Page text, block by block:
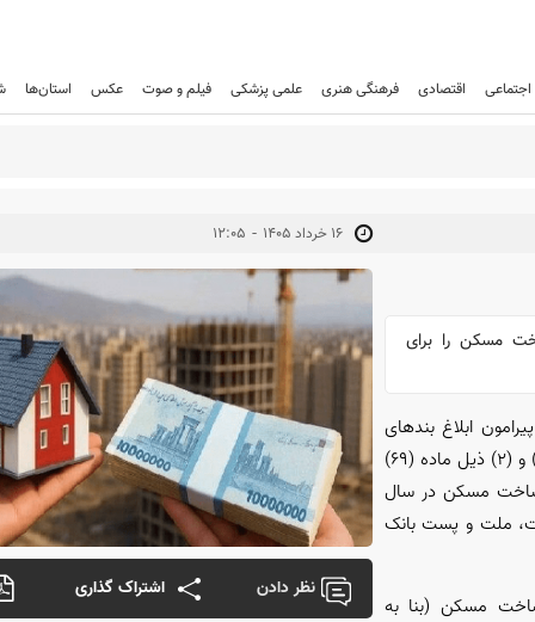
اجتماعی اقتصادی فرهنگی هنری علمی پزشکی فیلم و صوت عکس استان‌ها
۱۲:۰۵ - ۱۶ خرداد ۱۴۰۵
نظر دادن اشتراک گذاری
مسکن را برای
نامه شماره ۳۸۱۱۶‏/۰۵ مورخ ۲۹‏/۰۲‏/۱۴۰۵ پیرامون ابلاغ بند‌های
قانون حمایت از خانواده و جوانی جمعیت و در راستای اجرای تبصره‌های (۱) و (۲) ذیل ماده (۶۹)
ساخت مسکن در سال
ایران، تجارت، ملت و پست بانک
مسکن (بنا به